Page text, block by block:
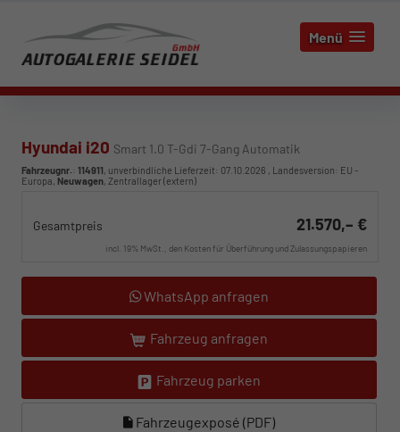
Menü
Hyundai i20 Smart 1.0 T-Gdi 7-Gang Automatik
Fahrzeugnr.: 114911, unverbindliche Lieferzeit: 07.10.2026 , Landesversion: EU -
Europa, Neuwagen, Zentrallager (extern)
Gesamtpreis 21.570,– €
incl. 19% MwSt., den Kosten für Überführung und Zulassungspapieren
WhatsApp anfragen
Fahrzeug anfragen
Fahrzeug parken
Fahrzeugexposé (PDF)